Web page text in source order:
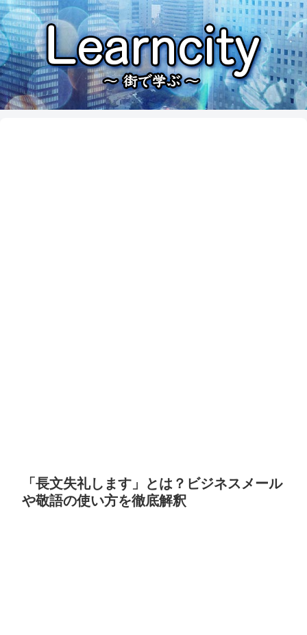
「長文失礼します」とは？ビジネスメール
や敬語の使い方を徹底解釈